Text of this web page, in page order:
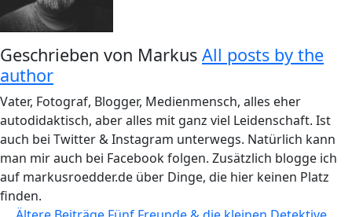
Geschrieben von Markus All posts by the
author
Vater, Fotograf, Blogger, Medienmensch, alles eher
autodidaktisch, aber alles mit ganz viel Leidenschaft. Ist
auch bei Twitter & Instagram unterwegs. Natürlich kann
man mir auch bei Facebook folgen. Zusätzlich blogge ich
auf markusroedder.de über Dinge, die hier keinen Platz
finden.